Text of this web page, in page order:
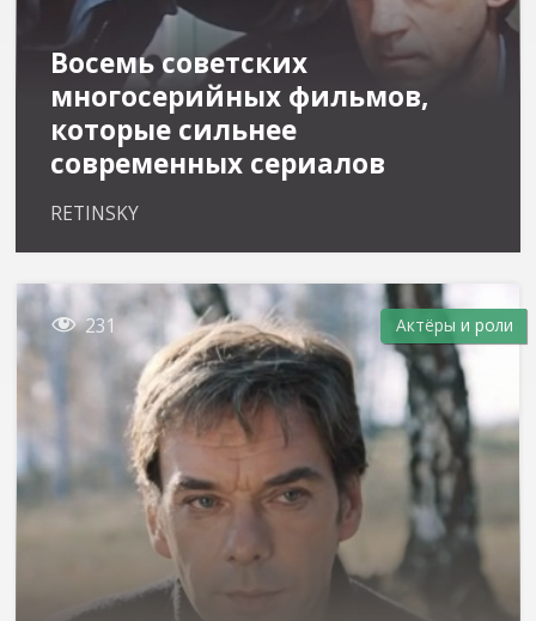
Восемь советских
многосерийных фильмов,
которые сильнее
современных сериалов
RETINSKY
 231 Актёры и роли